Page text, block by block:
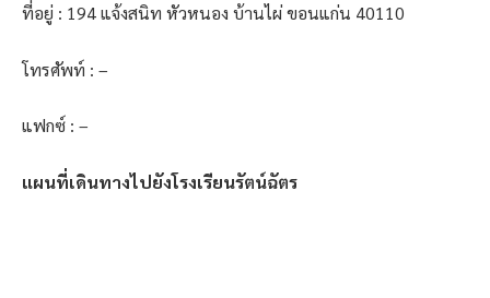
ที่อยู่ : 194 แจ้งสนิท หัวหนอง บ้านไผ่ ขอนแก่น 40110
โทรศัพท์ : –
แฟกซ์ : –
แผนที่เดินทางไปยังโรงเรียนรัตน์ฉัตร